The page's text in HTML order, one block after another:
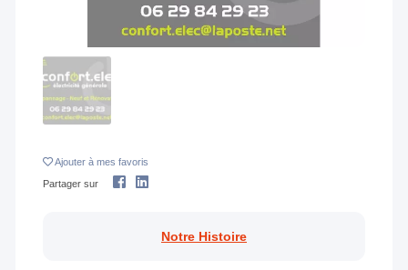
Ajouter à mes favoris
Partager sur
Notre Histoire